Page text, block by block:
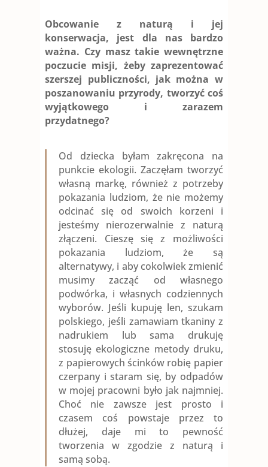
Obcowanie z naturą i jej
konserwacja, jest dla nas bardzo
ważna. Czy masz takie wewnętrzne
poczucie misji, żeby zaprezentować
szerszej publiczności, jak można w
poszanowaniu przyrody, tworzyć coś
wyjątkowego i zarazem
przydatnego?
Od dziecka byłam zakręcona na
punkcie ekologii. Zaczęłam tworzyć
własną markę, również z potrzeby
pokazania ludziom, że nie możemy
odcinać się od swoich korzeni i
jesteśmy nierozerwalnie z naturą
złączeni. Cieszę się z możliwości
pokazania ludziom, że są
alternatywy, i aby cokolwiek zmienić
musimy zacząć od własnego
podwórka, i własnych codziennych
wyborów. Jeśli kupuję len, szukam
polskiego, jeśli zamawiam tkaniny z
nadrukiem lub sama drukuję
stosuję ekologiczne metody druku,
z papierowych ścinków robię papier
czerpany i staram się, by odpadów
w mojej pracowni było jak najmniej.
Choć nie zawsze jest prosto i
czasem coś powstaje przez to
dłużej, daje mi to pewność
tworzenia w zgodzie z naturą i
samą sobą.